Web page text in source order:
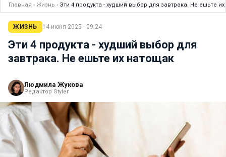
Главная › Жизнь › Эти 4 продукта - худший выбор для завтрака. Не ешьте
ЖИЗНЬ 14 июня 2025 · 09:24
Эти 4 продукта - худший выбор для
завтрака. Не ешьте их натощак
Людмила Жукова
Редактор Styler